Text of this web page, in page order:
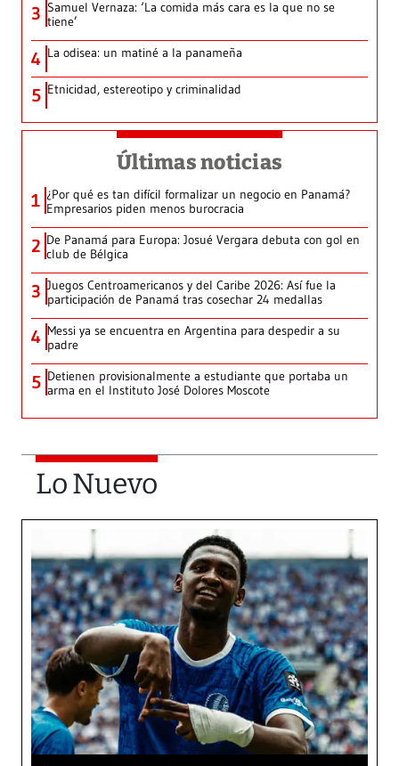
3 Samuel Vernaza: ‘La comida más cara es la que no se
tiene’
4 La odisea: un matiné a la panameña
5 Etnicidad, estereotipo y criminalidad
Últimas noticias
1 ¿Por qué es tan difícil formalizar un negocio en Panamá?
Empresarios piden menos burocracia
2 De Panamá para Europa: Josué Vergara debuta con gol en
club de Bélgica
3 Juegos Centroamericanos y del Caribe 2026: Así fue la
participación de Panamá tras cosechar 24 medallas
4 Messi ya se encuentra en Argentina para despedir a su
padre
5 Detienen provisionalmente a estudiante que portaba un
arma en el Instituto José Dolores Moscote
Lo Nuevo